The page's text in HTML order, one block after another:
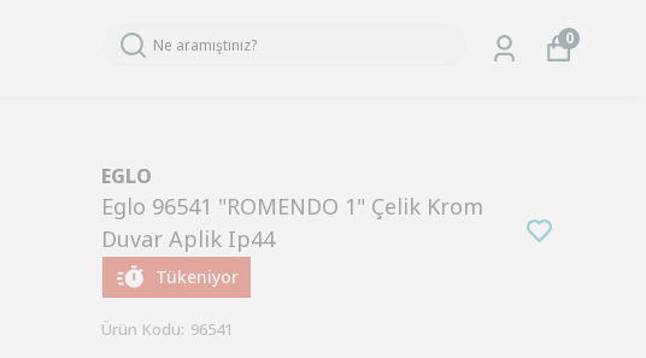
0
EGLO
Eglo 96541 "ROMENDO 1" Çelik Krom
Duvar Aplik Ip44
Tükeniyor
Ürün Kodu: 96541